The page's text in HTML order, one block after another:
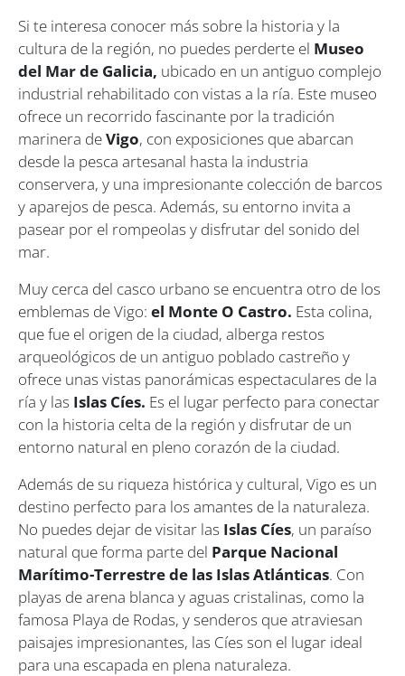
Si te interesa conocer más sobre la historia y la
cultura de la región, no puedes perderte el Museo
del Mar de Galicia, ubicado en un antiguo complejo
industrial rehabilitado con vistas a la ría. Este museo
ofrece un recorrido fascinante por la tradición
marinera deVigo, con exposiciones que abarcan
desde la pesca artesanal hasta la industria
conservera, y una impresionante colección de barcos
y aparejos de pesca. Además, su entorno invita a
pasear por el rompeolas y disfrutar del sonido del
mar.
Muy cerca del casco urbano se encuentra otro de los
emblemas de Vigo: el Monte O Castro. Esta colina,
que fue el origen de la ciudad, alberga restos
arqueológicos de un antiguo poblado castreño y
ofrece unas vistas panorámicas espectaculares de la
ría y las Islas Cíes. Es el lugar perfecto para conectar
con la historia celta de la región y disfrutar de un
entorno natural en pleno corazón de la ciudad.
Además de su riqueza histórica y cultural, Vigo es un
destino perfecto para los amantes de la naturaleza.
No puedes dejar de visitar las Islas Cíes, un paraíso
natural que forma parte del Parque Nacional
Marítimo-Terrestre de las Islas Atlánticas. Con
playas de arena blanca y aguas cristalinas, como la
famosa Playa de Rodas, y senderos que atraviesan
paisajes impresionantes, las Cíes son el lugar ideal
para una escapada en plena naturaleza.